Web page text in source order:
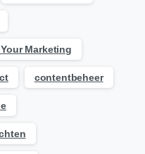
Marketing
contentbeheer